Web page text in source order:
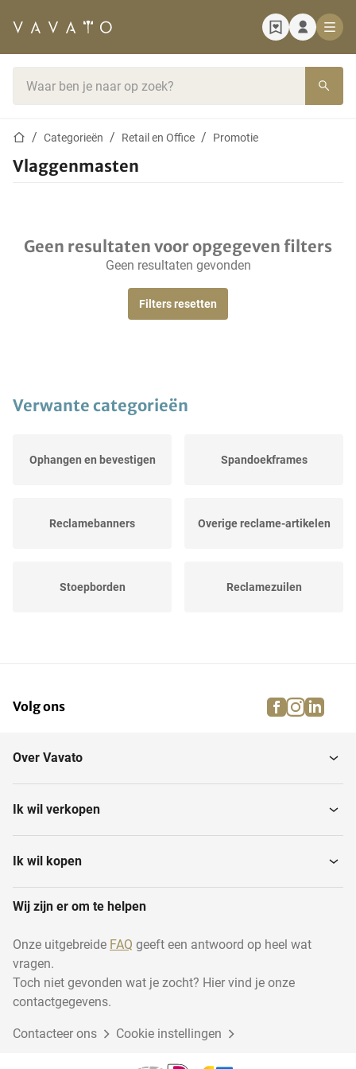
StartpaginaCategorieën Retail en Office Promotie
Vlaggenmasten
Geen resultaten voor opgegeven filters
Geen resultaten gevonden
Filters resetten
Verwante categorieën
Ophangen en bevestigen Spandoekframes
Reclamebanners Overige reclame-artikelen
Stoepborden Reclamezuilen
Reclameborden Spandoeken
Volg ons facebook
Over Vavato
Ik wil verkopen
Ik wil kopen
Wij zijn er om te helpen
Onze uitgebreide FAQ geeft een antwoord op heel wat
vragen.
Toch niet gevonden wat je zocht? Hier vind je onze
contactgegevens.
Contacteer ons Cookie instellingen